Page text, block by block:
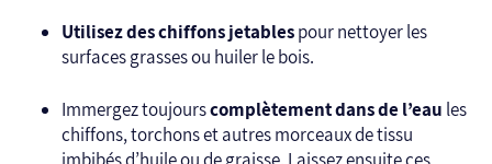
Utilisez des chiffons jetablespour nettoyer les
surfaces grasses ou huiler le bois.
Immergez toujourscomplètement dans de l’eau les
chiffons, torchons et autres morceaux de tissu